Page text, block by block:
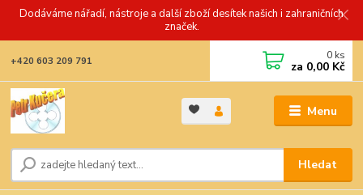
Dodáváme nářadí, nástroje a další zboží desítek našich i zahraničních
značek.
Menu
Hledat
+420 603 209 791 0 ks
za 0,00 Kč